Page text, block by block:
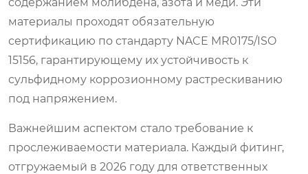
материалы проходят обязательную
сертификацию по стандарту NACE MR0175/ISO
15156, гарантирующему их устойчивость к
сульфидному коррозионному растрескиванию
под напряжением.
Важнейшим аспектом стало требование к
прослеживаемости материала. Каждый фитинг,
отгружаемый в 2026 году для ответственных